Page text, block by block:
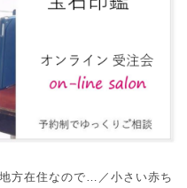
方在住なので…／小さい赤ち